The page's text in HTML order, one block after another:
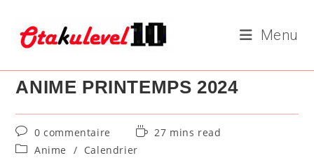
content
Menu
ANIME PRINTEMPS 2024
Commentaires
de
la
0 commentaire
Temps
lecture :
27 mins read
PostAnime / Calendrier